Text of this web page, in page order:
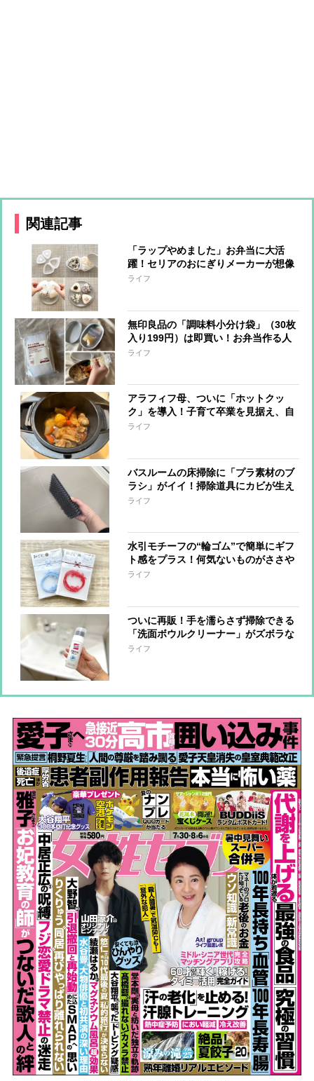
関連記事
「ラップやめました」お弁当に大活
躍！セリアのおにぎりメーカーが想像
以上【本日のお気に入り】
ライフ
無印良品の「調味料小分け袋」（30枚
入り199円）は即買い！お弁当作る人
はみんな買ってほしい【本日のお気に
ライフ
アラフィフ母、ついに「ホットクッ
ク」を導入！子育て卒業を見据え、自
分が食べたいものを作っています【本
ライフ
バスルームの床掃除に「プラ素材のブ
ラシ」がイイ！掃除道具にカビが生え
る心配もなくなりそう…【本日のお気
ライフ
水引モチーフの“輪ゴム”で簡単にギフ
ト感をプラス！何気ないものがささや
かな贈り物に【本日のお気に入り】
ライフ
ついに再販！手を濡らさず掃除できる
「洗面ボウルクリーナー」がズボラな
私を救う！【本日のお気に入り】
ライフ